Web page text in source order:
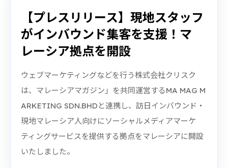
【プレスリリース】現地スタッフ
がインバウンド集客を支援！マ
レーシア拠点を開設
ウェブマーケティングなどを行う株式会社クリスク
は、マレーシアマガジン」を共同運営するMA MAG M
ARKETING SDN.BHDと連携し、訪日インバウンド・
現地マレーシア人向けにソーシャルメディアマーケ
ティングサービスを提供する拠点をマレーシアに開設
いたしました。